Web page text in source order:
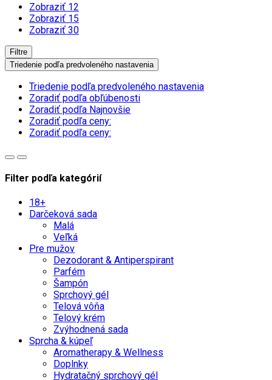
Zobraziť 12
Zobraziť 15
Zobraziť 30
Filtre
Triedenie podľa predvoleného nastavenia
Triedenie podľa predvoleného nastavenia
Zoradiť podľa obľúbenosti
Zoradiť podľa Najnovšie
Zoradiť podľa ceny:
Zoradiť podľa ceny:
Filter podľa kategórií
18+
Darčeková sada
Malá
Veľká
Pre mužov
Dezodorant & Antiperspirant
Parfém
Šampón
Sprchový gél
Telová vôňa
Telový krém
Zvýhodnená sada
Sprcha & kúpeľ
Aromatherapy & Wellness
Doplnky
Hydratačný sprchový gél